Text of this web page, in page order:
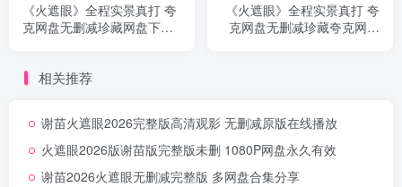
《火遮眼》全程实景真打 夸
克网盘无删减珍藏网盘下载
《火遮眼》全程实景真打 夸
克网盘无删减珍藏夸克网盘
相关推荐
谢苗火遮眼2026完整版高清观影 无删减原版在线播放
火遮眼2026版谢苗版完整版未删 1080P网盘永久有效
谢苗2026火遮眼无删减完整版 多网盘合集分享